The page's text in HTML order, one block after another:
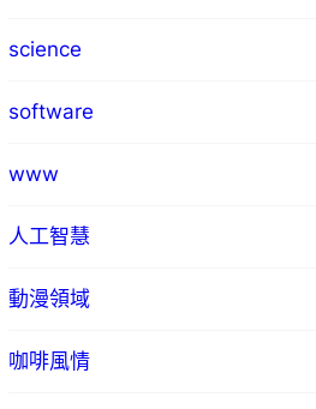
science
software
www
人工智慧
動漫領域
咖啡風情